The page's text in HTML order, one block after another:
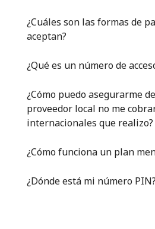
Iniciar
¿Cuáles son las formas de
aceptan?
¿Qué es un número de
¿Cómo puedo asegurarme
proveedor local no me
internacionales que realizo?
¿Cómo funciona un plan
¿Dónde está mi número PIN?